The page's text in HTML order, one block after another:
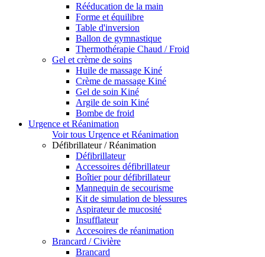
Rééducation de la main
Forme et équilibre
Table d'inversion
Ballon de gymnastique
Thermothérapie Chaud / Froid
Gel et crème de soins
Huile de massage Kiné
Crème de massage Kiné
Gel de soin Kiné
Argile de soin Kiné
Bombe de froid
Urgence et Réanimation
Voir tous Urgence et Réanimation
Défibrillateur / Réanimation
Défibrillateur
Accessoires défibrillateur
Boîtier pour défibrillateur
Mannequin de secourisme
Kit de simulation de blessures
Aspirateur de mucosité
Insufflateur
Accesoires de réanimation
Brancard / Civière
Brancard